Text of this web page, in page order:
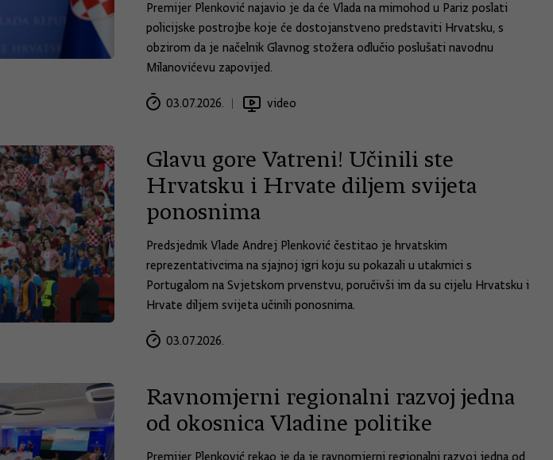
Premijer Plenković najavio je da će Vlada na mimohod u Pariz poslati
policijske postrojbe koje će dostojanstveno predstaviti Hrvatsku, s
obzirom da je načelnik Glavnog stožera odlučio poslušati navodnu
Milanovićevu zapovijed.
03.07.2026. video
Glavu gore Vatreni! Učinili ste
Hrvatsku i Hrvate diljem svijeta
ponosnima
Predsjednik Vlade Andrej Plenković čestitao je hrvatskim
reprezentativcima na sjajnoj igri koju su pokazali u utakmici s
Portugalom na Svjetskom prvenstvu, poručivši im da su cijelu Hrvatsku i
Hrvate diljem svijeta učinili ponosnima.
03.07.2026.
Ravnomjerni regionalni razvoj jedna
od okosnica Vladine politike
Premijer Plenković rekao je da je ravnomjerni regionalni razvoj jedna od